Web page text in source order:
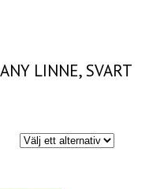
LINNE, SVART